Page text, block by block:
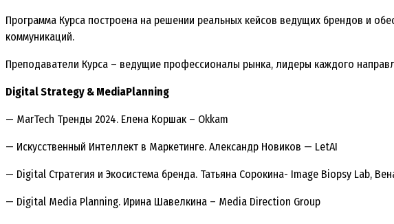
Программа Курса построена на решении реальных кейсов ведущих брендов и
коммуникаций.
Преподаватели Курса – ведущие профессионалы рынка, лидеры каждого
Digital Strategy & MediaPlanning
— MarTech Тренды 2024. Елена Коршак – Okkam
— Искусственный Интеллект в Маркетинге. Александр Новиков — LetAI
— Digital Стратегия и Экосистема бренда. Татьяна Сорокина- Image Biopsy Lab,
— Digital Media Planning. Ирина Шавелкина – Media Direction Group